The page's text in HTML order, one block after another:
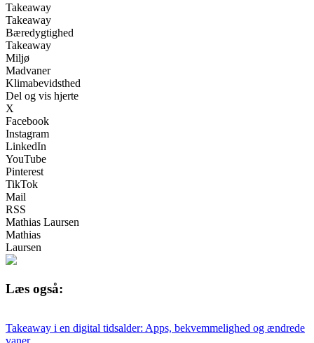
Takeaway
Takeaway
Bæredygtighed
Takeaway
Miljø
Madvaner
Klimabevidsthed
Del og vis hjerte
X
Facebook
Instagram
LinkedIn
YouTube
Pinterest
TikTok
Mail
RSS
Mathias Laursen
Mathias
Laursen
Læs også:
Takeaway i en digital tidsalder: Apps, bekvemmelighed og ændrede